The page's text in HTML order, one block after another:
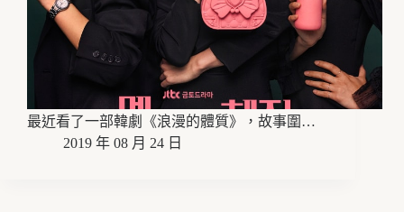
最近看了一部韓劇《浪漫的體質》，故事圍…
2019 年 08 月 24 日